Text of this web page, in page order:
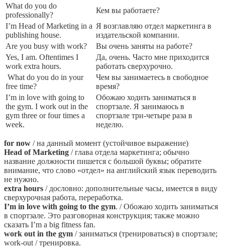
What do you do
professionally?
Кем вы работаете?
I’m Head of Marketing in a
publishing house.
Я возглавляю отдел маркетинга в
издательской компании.
Are you busy with work?
Вы очень заняты на работе?
Yes, I am. Oftentimes I
work extra hours.
Да, очень. Часто мне приходится
работать сверхурочно.
What do you do in your
free time?
Чем вы занимаетесь в свободное
время?
I’m in love with going to
the gym. I work out in the
gym three or four times a
week.
Обожаю ходить заниматься в
спортзале. Я занимаюсь в
спортзале три-четыре раза в
неделю.
for now / на данный момент (устойчивое выражение)
Head of Marketing / глава отдела маркетинга; обычно
название должности пишется с большой буквы; обратите
внимание, что слово «отдел» на английский язык переводить
не нужно.
extra hours / дословно: дополнительные часы, имеется в виду
сверхурочная работа, переработка.
I’m in love with going to the gym. / Обожаю ходить заниматься
в спортзале. Это разговорная конструкция; также можно
сказать I’m a big fitness fan.
work out in the gym / заниматься (тренироваться) в спортзале;
work-out / тренировка.